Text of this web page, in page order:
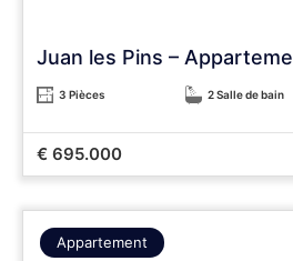
3 Pièces 2 Salle de bain
€ 695.000
Appartement